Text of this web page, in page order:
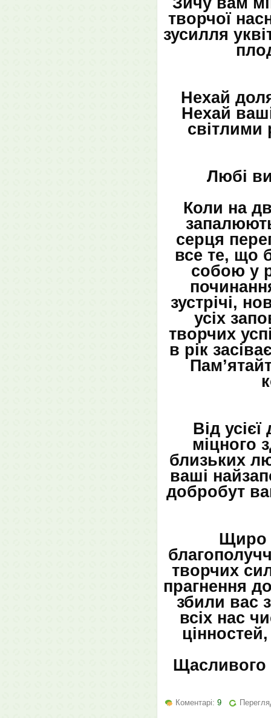
творчої
зусилля
Нехай
Нехай
світлими
Любі
Коли на
серця
все те, що
собою у
зустрічі,
усіх
творчих
в рік
Від
міцного
близьких
ваші
добробут
Щиро
творчих
прагнення
збили вас
всіх нас
Щасливого
Коментарі: 9